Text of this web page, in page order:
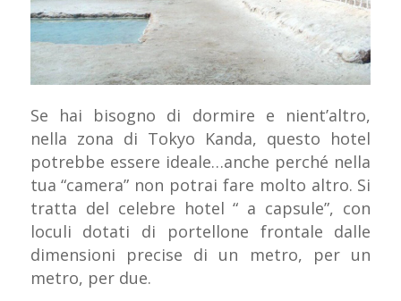
Se hai bisogno di dormire e nient’altro,
nella zona di Tokyo Kanda, questo hotel
potrebbe essere ideale…anche perché nella
tua “camera” non potrai fare molto altro. Si
tratta del celebre hotel “ a capsule”, con
loculi dotati di portellone frontale dalle
dimensioni precise di un metro, per un
metro, per due.